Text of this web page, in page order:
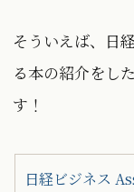
そういえば、日
る本の紹介をし
す！
日経ビジネス